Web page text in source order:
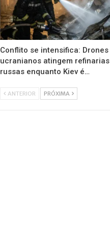
Conflito se intensifica: Drones
ucranianos atingem refinarias
russas enquanto Kiev é…
ANTERIOR PRÓXIMA